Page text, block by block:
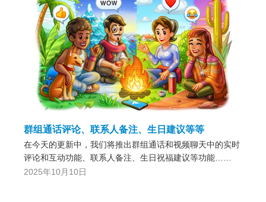
群组通话评论、联系人备注、生日建议等等
在今天的更新中，我们将推出群组通话和视频聊天中的实时
评论和互动功能、联系人备注、生日祝福建议等功能……
2025年10月10日